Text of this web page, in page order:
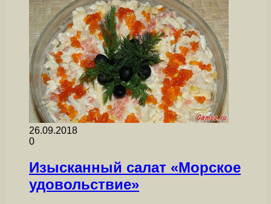
26.09.2018
0
Изысканный салат «Морское
удовольствие»